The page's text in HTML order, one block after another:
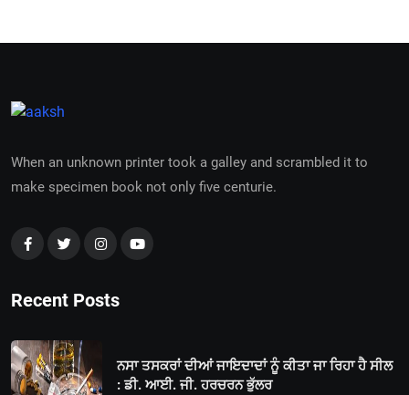
When an unknown printer took a galley and scrambled it to
make specimen book not only five centurie.
Recent Posts
ਨਸਾ ਤਸਕਰਾਂ ਦੀਆਂ ਜਾਇਦਾਦਾਂ ਨੂੰ ਕੀਤਾ ਜਾ ਰਿਹਾ ਹੈ ਸੀਲ
: ਡੀ. ਆਈ. ਜੀ. ਹਰਚਰਨ ਭੁੱਲਰ